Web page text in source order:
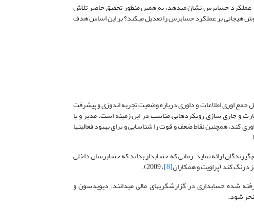
عملکرد حسابرس نشان می­دهد، به همین منظور تحقیق حاضر تلاش
هیجانی بر عملکرد حسابرس را تعدیل می­کند؟ بر این اساس هدف
اوری اطلاعات و داوری درباره وضعیت تجربه اندوزی و پیشرفت
جاری سازی رویکردهایی مناسب در این زمینه است. مدیر و یا
کند، همچنین نقاط ضعف و قوت را شناسایی و برای بهبود فعالیت­ها
ارائه نماید. زمانی که حسابدار بداند که حسابرسان داخلی
کند (پراویت و همکاران[8] ، 2009).
شده حسابداری در گزارشگری­های مالی می­دانند. دیویدسون و